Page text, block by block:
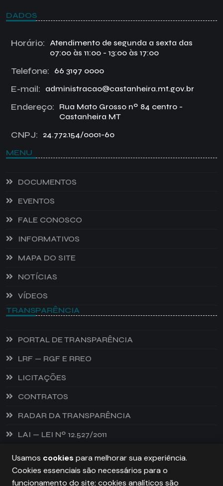
DADOS
Horário:
Atendimento de segunda a sexta das
07:00 às 11:00 - 13:00 às 17:00
Telefone: 66 3197 0000
E-mail: administracao@castanheira.mt.gov.br
Endereço:
Rua Mato Grosso nº 84 centro -
Castanheira MT
CNPJ: 24.772.154/0001-60
MENU
DOCUMENTOS
EVENTOS
FALE CONOSCO
INFORMATIVOS
MAPA DO SITE
NOTÍCIAS
VÍDEOS
TRANSPARÊNCIA
PORTAL DE TRANSPARÊNCIA
LRF — RGF E RREO
LICITAÇÕES
CONTRATOS
RADAR DA TRANSPARÊNCIA
LAI — LEI Nº 12.527/2011
PREFEITURA DE CASTANHEIRA, TODOS OS DIREITOS
Usamos cookies para melhorar sua experiência.
Cookies essenciais são necessários para o
funcionamento do site; cookies analíticos são